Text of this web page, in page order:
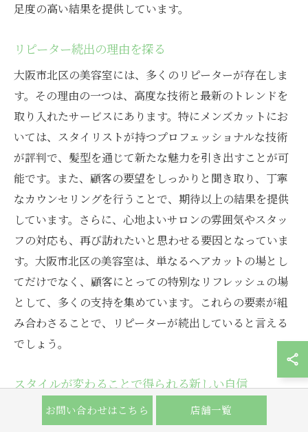
足度の高い結果を提供しています。
リピーター続出の理由を探る
大阪市北区の美容室には、多くのリピーターが存在しま
す。その理由の一つは、高度な技術と最新のトレンドを
取り入れたサービスにあります。特にメンズカットにお
いては、スタイリストが持つプロフェッショナルな技術
が評判で、髪型を通じて新たな魅力を引き出すことが可
能です。また、顧客の要望をしっかりと聞き取り、丁寧
なカウンセリングを行うことで、期待以上の結果を提供
しています。さらに、心地よいサロンの雰囲気やスタッ
フの対応も、再び訪れたいと思わせる要因となっていま
す。大阪市北区の美容室は、単なるヘアカットの場とし
てだけでなく、顧客にとっての特別なリフレッシュの場
として、多くの支持を集めています。これらの要素が組
み合わさることで、リピーターが続出していると言える
でしょう。
スタイルが変わることで得られる新しい自信
大阪市北区の美容室でのメンズカットは、ただ髪を整え
お問い合わせはこちら 店舗一覧